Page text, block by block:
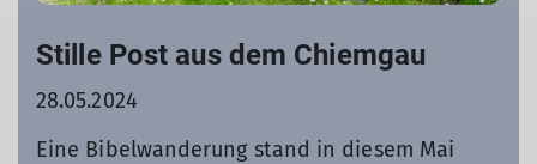
Stille Post aus dem Chiemgau
28.05.2024
Eine Bibelwanderung stand in diesem Mai